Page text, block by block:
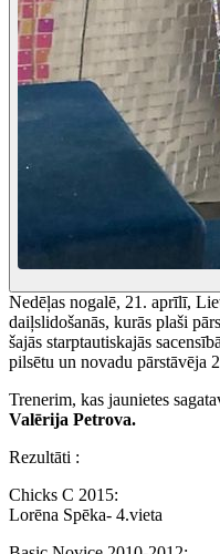
Nedēļas nogalē, 21. aprīlī,
daiļslidošanās, kurās plaši
šajās starptautiskajās
pilsētu un novadu pārstāvēja
Trenerim, kas jaunietes
Valērija Petrova.
Rezultāti :
Chicks C 2015:
Lorēna Spēka- 4.vieta